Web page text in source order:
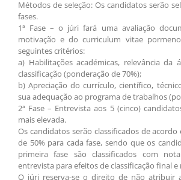
Métodos de seleção: Os candidatos serão
fases.
1ª Fase – o júri fará uma avaliação
motivação e do curriculum vitae
seguintes critérios:
a) Habilitações académicas, relevância da
classificação (ponderação de 70%);
b) Apreciação do currículo, científico,
sua adequação ao programa de trabalhos
2ª Fase – Entrevista aos 5 (cinco)
mais elevada.
Os candidatos serão classificados de
de 50% para cada fase, sendo que os
primeira fase são classificados com
entrevista para efeitos de classificação final e
O júri reserva-se o direito de não atribuir